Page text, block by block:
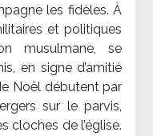
les fidèles. À
et politiques
musulmane, se
en signe d’amitié
Noël débutent par
sur le parvis,
cloches de l’église.